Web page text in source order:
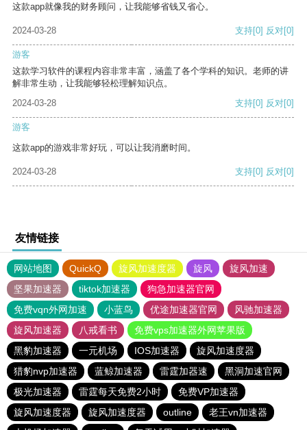
这款app就像我的财务顾问，让我能够省钱又省心。
2024-03-28 支持[0] 反对[0]
游客
这款学习软件的课程内容非常丰富，涵盖了各个学科的知识。老师的讲
解非常生动，让我能够轻松理解知识点。
2024-03-28
支持[0] 反对[0]
游客
这款app的游戏非常好玩，可以让我消磨时间。
2024-03-28 支持[0] 反对[0]
友情链接
网站地图 QuickQ 旋风加速度器 旋风
旋风加速
坚果加速器
tiktok加速器
狗急加速器官网
免费vqn外网加速
小蓝鸟 优途加速器官网
风驰加速器
旋风加速器
八戒看书
免费vps加速器外网苹果版
黑豹加速器
一元机场 IOS加速器
旋风加速度器
猎豹nvp加速器
蓝鲸加速器 雷霆加器速
黑洞加速官网
极光加速器
雷霆每天免费2小时
免费VP加速器
旋风加速度器
旋风加速度器 outline
老王vn加速器